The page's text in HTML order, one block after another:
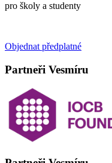
pro školy a studenty
Objednat předplatné
Partneři Vesmíru